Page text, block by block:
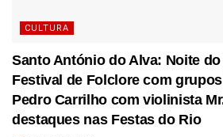
CULTURA
Santo António do Alva: Noite
Festival de Folclore com
Pedro Carrilho com violinista
destaques nas Festas do Rio